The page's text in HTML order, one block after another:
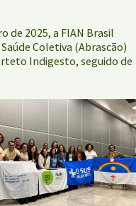
de 2025, a FIAN Brasil
Coletiva (Abrascão)
Indigesto, seguido de